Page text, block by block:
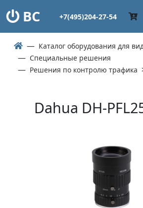
ВС +7(495)204-27-54
Каталог оборудования для
Специальные решения
Решения по контролю трафика
Dahua DH-